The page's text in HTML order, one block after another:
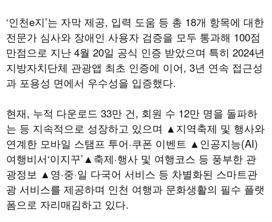
‘인천e지’는 자막 제공, 입력 도움 등 총 18개 항목에 대한
전문가 심사와 장애인 사용자 검증을 모두 통과해 100점
만점으로 지난 4월 20일 공식 인증 받았으며 특히 2024년
지방자치단체 관광앱 최초 인증에 이어, 3년 연속 접근성
과 포용성 면에서 우수성을 입증했다.
현재, 누적 다운로드 33만 건, 회원 수 12만 명을 돌파하
는 등 지속적으로 성장하고 있으며 ▲지역축제 및 행사와
연계한 모바일 스탬프 투어·쿠폰 이벤트 ▲인공지능(AI)
여행비서‘이지꾸’▲축제·행사 및 여행코스 등 풍부한 관
광정보 ▲영·중·일 다국어 서비스 등 차별화된 스마트관
광 서비스를 제공하며 인천 여행과 문화생활의 필수 플랫
폼으로 자리매김하고 있다.